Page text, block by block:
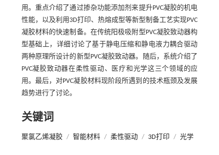
用。重点介绍了通过掺杂功能添加剂来提升PVC凝胶的机电
性能，以及利用3D打印、热熔成型等新型制备工艺实现PVC
凝胶材料的快速制备。在传统阳极吸附型PVC凝胶致动器构
型基础上，详细讨论了基于静电压缩和静电液力耦合驱动
两种原理所设计的新型PVC凝胶致动器。随后，系统介绍了
PVC凝胶致动器在柔性驱动、医疗和光学这三个领域的应
用。最后，对PVC凝胶材料现阶段所遇到的技术瓶颈及发展
趋势进行了讨论。
关键词
聚氯乙烯凝胶 / 智能材料 / 柔性驱动 / 3D打印 / 光学